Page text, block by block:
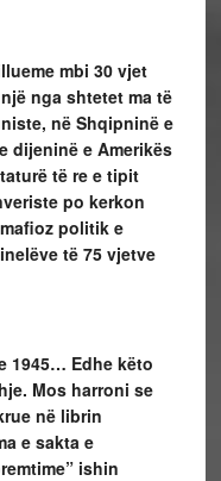
mbi 30 vjet
nga shtetet ma të
në Shqipninë e
dijeninë e Amerikës
të re e tipit
po kerkon
politik e
të 75 vjetve
1945… Edhe këto
Mos harroni se
në librin
e sakta e
ishin